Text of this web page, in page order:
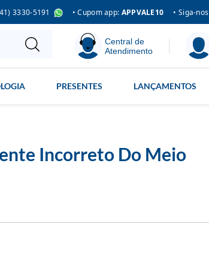
3330-5191 • Cupom app: APPVALE10 • Siga-nos
Central de
Atendimento
PRESENTES LANÇAMENTOS
Incorreto Do Meio